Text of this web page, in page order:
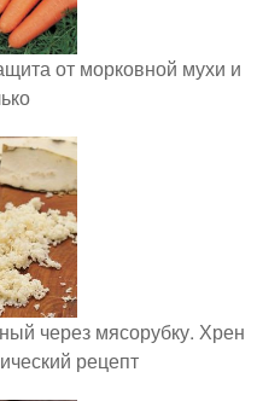
от морковной мухи и
через мясорубку. Хрен
рецепт